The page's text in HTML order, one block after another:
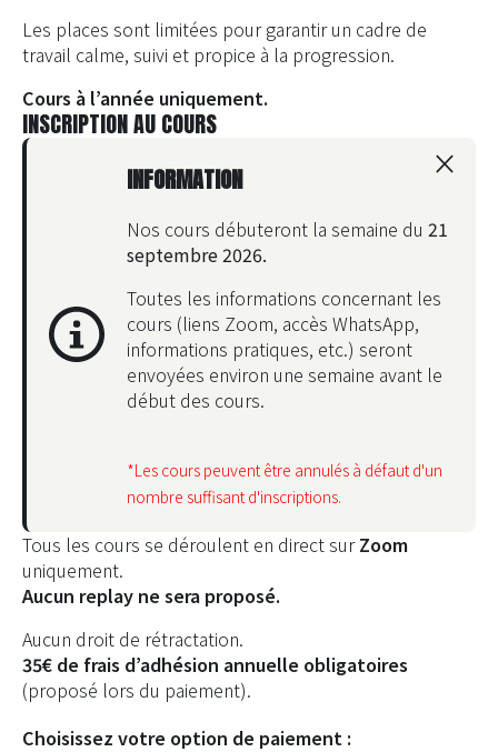
Les places sont limitées pour garantir un cadre de
travail calme, suivi et propice à la progression.
Cours à l’année uniquement.
INSCRIPTION AU COURS
INFORMATION
Nos cours débuteront la semaine du 21
septembre 2026.
Toutes les informations concernant les
cours (liens Zoom, accès WhatsApp,
informations pratiques, etc.) seront
envoyées environ une semaine avant le
début des cours.
*Les cours peuvent être annulés à défaut d'un
nombre suffisant d'inscriptions.
×
Tous les cours se déroulent en direct surZoom
uniquement.
Aucun replay ne sera proposé.
Aucun droit de rétractation.
35€ de frais d’adhésion annuelle obligatoires
(proposé lors du paiement).
Choisissez votre option de paiement :